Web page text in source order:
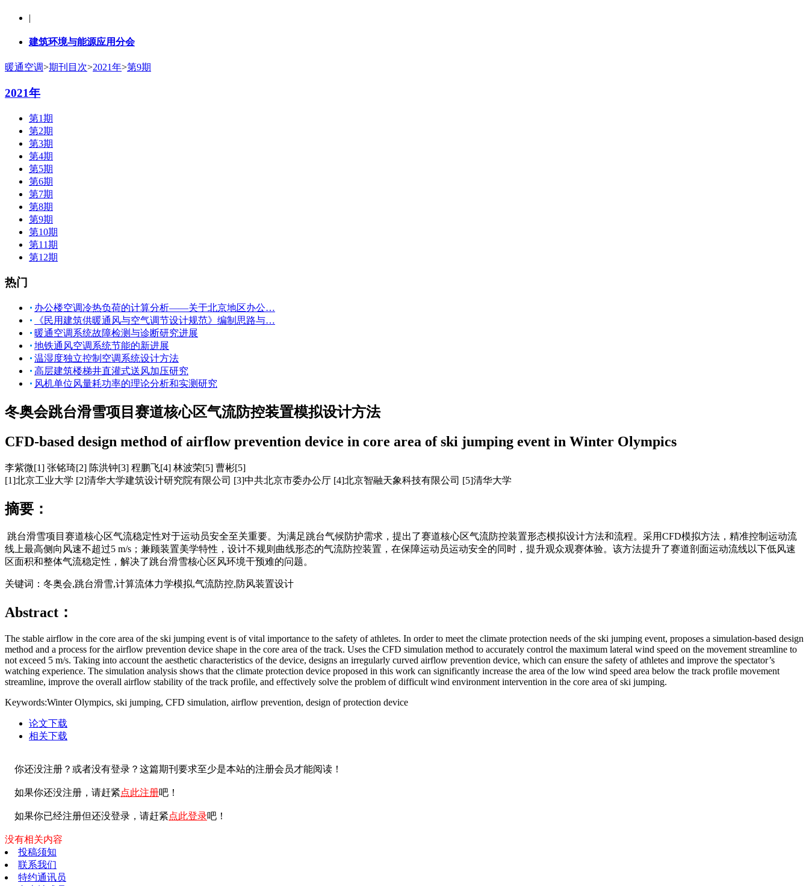
|
建筑环境与能源应用分会
暖通空调>期刊目次>2021年>第9期
2021年
第1期
第2期
第3期
第4期
第5期
第6期
第7期
第8期
第9期
第10期
第11期
第12期
热门
办公楼空调冷热负荷的计算分析——关于北京地区办公…
《民用建筑供暖通风与空气调节设计规范》编制思路与…
暖通空调系统故障检测与诊断研究进展
地铁通风空调系统节能的新进展
温湿度独立控制空调系统设计方法
高层建筑楼梯井直灌式送风加压研究
风机单位风量耗功率的理论分析和实测研究
冬奥会跳台滑雪项目赛道核心区气流防控装置模拟设计方法
CFD-based design method of airflow prevention device in core area of ski jumping event in Winter Olympics
李紫微[1] 张铭琦[2] 陈洪钟[3] 程鹏飞[4] 林波荣[5] 曹彬[5]
[1]北京工业大学 [2]清华大学建筑设计研究院有限公司 [3]中共北京市委办公厅 [4]北京智融天象科技有限公司 [5]清华大学
摘要：
跳台滑雪项目赛道核心区气流稳定性对于运动员安全至关重要。为满足跳台气候防护需求，提出了赛道核心区气流防控装置形态模拟设计方法和流程。采用CFD模拟方法，精准控制运动流
线上最高侧向风速不超过5 m/s；兼顾装置美学特性，设计不规则曲线形态的气流防控装置，在保障运动员运动安全的同时，提升观众观赛体验。该方法提升了赛道剖面运动流线以下低风速
区面积和整体气流稳定性，解决了跳台滑雪核心区风环境干预难的问题。
关键词：冬奥会,跳台滑雪,计算流体力学模拟,气流防控,防风装置设计
Abstract：
The stable airflow in the core area of the ski jumping event is of vital importance to the safety of athletes. In order to meet the climate protection needs of the ski jumping event, proposes a simulation-based design
method and a process for the airflow prevention device shape in the core area of the track. Uses the CFD simulation method to accurately control the maximum lateral wind speed on the movement streamline to
not exceed 5 m/s. Taking into account the aesthetic characteristics of the device, designs an irregularly curved airflow prevention device, which can ensure the safety of athletes and improve the spectator’s
watching experience. The simulation analysis shows that the climate protection device proposed in this work can significantly increase the area of the low wind speed area below the track profile movement
streamline, improve the overall airflow stability of the track profile, and effectively solve the problem of difficult wind environment intervention in the core area of ski jumping.
Keywords:Winter Olympics, ski jumping, CFD simulation, airflow prevention, design of protection device
论文下载
相关下载
你还没注册？或者没有登录？这篇期刊要求至少是本站的注册会员才能阅读！
如果你还没注册，请赶紧点此注册吧！
如果你已经注册但还没登录，请赶紧点此登录吧！
没有相关内容
投稿须知
联系我们
特约通讯员